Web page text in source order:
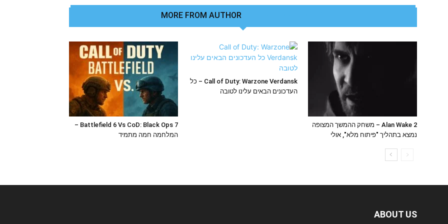
MORE FROM AUTHOR
Battlefield 6 Vs CoD: Black Ops 7 –
המלחמה חמה מתמיד
Call of Duty: Warzone Verdansk – כל
העדכונים הבאים עלינו לטובה
Alan Wake 2 – משחק ההמשך המצופה
נמצא בתהליך "פיתוח מלא", אולי
ABOUT US